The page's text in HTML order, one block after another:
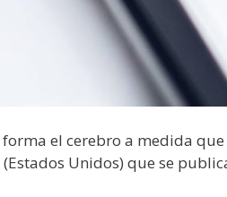
el cerebro a medida
Unidos) que se